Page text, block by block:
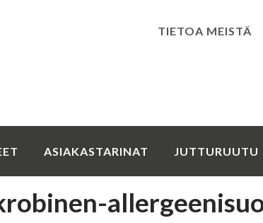
TIETOA MEISTÄ
ASIAKASTARINAT JUTTURUUTU